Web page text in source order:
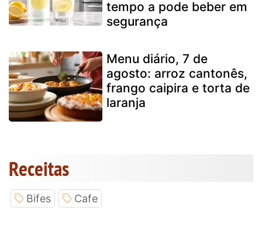
tempo a pode beber em
segurança
Menu diário, 7 de
agosto: arroz cantonês,
frango caipira e torta de
laranja
Receitas
Bifes Cafe